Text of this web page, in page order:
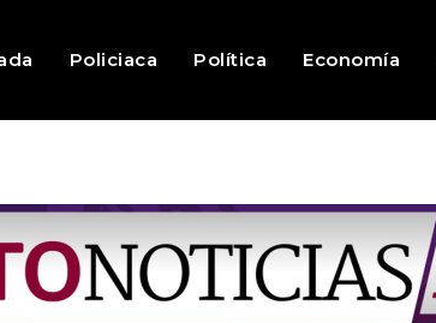
Policiaca Política Economía